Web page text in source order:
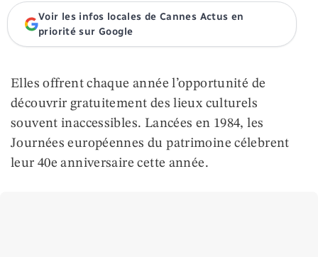
Voir les infos locales de Cannes Actus en
priorité sur Google
Elles offrent chaque année l’opportunité de
découvrir gratuitement des lieux culturels
souvent inaccessibles. Lancées en 1984, les
Journées européennes du patrimoine célebrent
leur 40e anniversaire cette année.